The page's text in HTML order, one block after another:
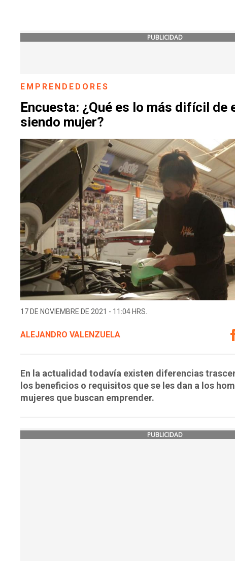
PUBLICIDAD
EMPRENDEDORES
Encuesta: ¿Qué es lo más difícil de
siendo mujer?
17 DE NOVIEMBRE DE 2021 - 11:04 HRS.
ALEJANDRO VALENZUELA
En la actualidad todavía existen diferencias
los beneficios o requisitos que se les dan a los
mujeres que buscan emprender.
PUBLICIDAD